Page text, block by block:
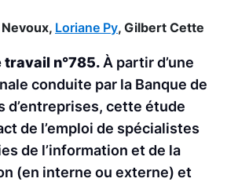
Loriane Py, Gilbert Cette
travail n°785. À partir d’une
conduite par la Banque de
d’entreprises, cette étude
de l’emploi de spécialistes
de l’information et de la
(en interne ou externe) et